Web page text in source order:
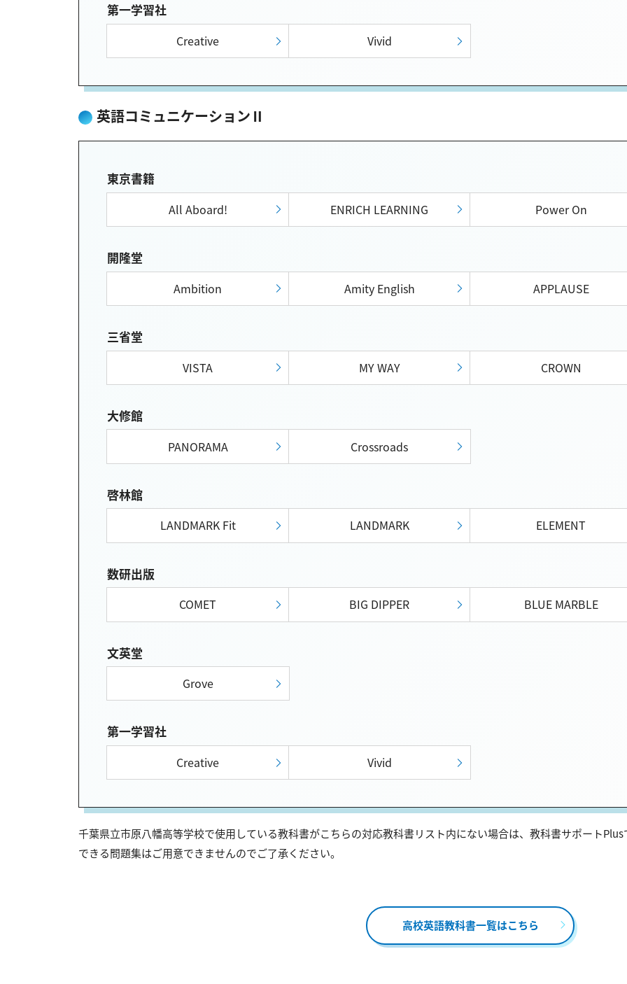
第一学習社
Creative Vivid
英語コミュニケーションⅡ
東京書籍
All Aboard! ENRICH LEARNING Power On
開隆堂
Ambition Amity English APPLAUSE
三省堂
VISTA MY WAY CROWN
大修館
PANORAMA Crossroads
啓林館
LANDMARK Fit LANDMARK ELEMENT
数研出版
COMET BIG DIPPER BLUE MARBLE
文英堂
Grove
第一学習社
Creative Vivid
千葉県立市原八幡高等学校で使用している教科書がこちらの対応教科書リスト内にない場合は、教科書サポート
できる問題集はご用意できませんのでご了承ください。
高校英語教科書一覧はこちら